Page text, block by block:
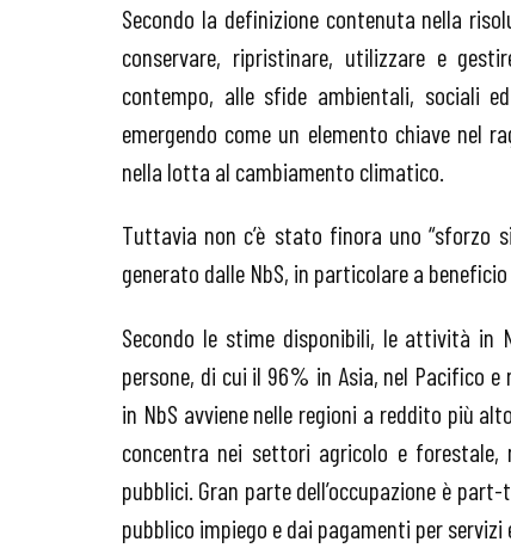
Secondo la definizione contenuta nella
conservare, ripristinare, utilizzare e
contempo, alle sfide ambientali, sociali
emergendo come un elemento chiave nel
nella lotta al cambiamento climatico.
Tuttavia non c’è stato finora uno “sforzo
generato dalle NbS, in particolare a
Secondo le stime disponibili, le attività in
persone, di cui il 96% in Asia, nel Pacifico
in NbS avviene nelle regioni a reddito più
concentra nei settori agricolo e
pubblici. Gran parte dell’occupazione è
pubblico impiego e dai pagamenti per